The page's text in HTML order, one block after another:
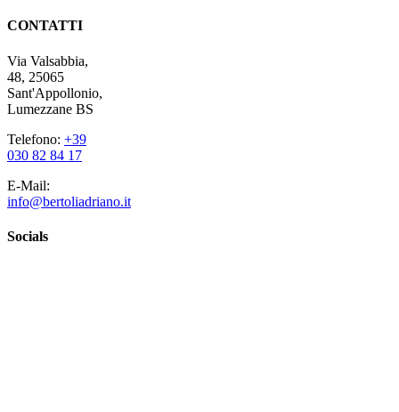
CONTATTI
Via Valsabbia,
48, 25065
Sant'Appollonio,
Lumezzane BS
Telefono: +39
030 82 84 17
E-Mail:
info@bertoliadriano.it
Socials